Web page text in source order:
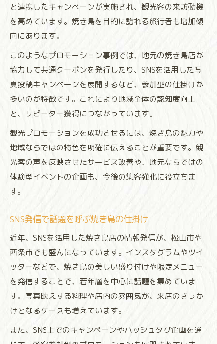
と連携したキャンペーンが実施され、観光客の来訪動機
を高めています。焼き鳥を目的に訪れる旅行者も増加傾
向にあります。
このようなプロモーション事例では、地元の焼き鳥店が
協力して共通クーポンを発行したり、SNSを活用した写
真投稿キャンペーンを展開するなど、参加型の仕掛けが
多いのが特徴です。これにより地域全体の認知度向上
と、リピーター獲得につながっています。
観光プロモーションを成功させるには、焼き鳥の魅力や
地域ならではの特色を明確に伝えることが重要です。観
光客の声を反映させたサービス改善や、地元ならではの
体験型イベントの企画も、今後の集客強化に役立ちま
す。
SNS発信で話題を呼ぶ焼き鳥の仕掛け
近年、SNSを活用した焼き鳥店の情報発信が、松山市や
西条市でも盛んになっています。インスタグラムやツイ
ッターなどで、焼き鳥の美しい盛り付けや限定メニュー
を発信することで、若年層を中心に話題を集めていま
す。写真映えする料理や店内の雰囲気が、来店のきっか
けとなるケースも増えています。
また、SNS上でのキャンペーンやハッシュタグ企画を通